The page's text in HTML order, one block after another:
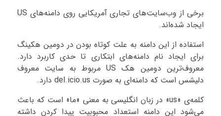
برخی از وب‌سایت‌های تجاری آمریکایی روی دامنه‌های US
ایجاد شده‌اند.
استفاده از این دامنه به علت کوتاه بودن در دومین هکینگ
برای ایجاد نام دامنه‌های ابتکاری تا حدی کاربرد دارد.
معروف‌ترین دومین هک US مربوط به سایت معروف
دلیشس است که دامنه‌ای به صورت del.icio.us دارد.
کلمه‌ی «us» در زبان انگلیسی به معنی «ما» است که باعث
می‌شود این دامنه استعداد محبوبیت پیدا کردن داشته